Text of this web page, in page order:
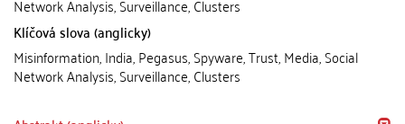
Network Analysis, Surveillance, Clusters
Klíčová slova (anglicky)
Misinformation, India, Pegasus, Spyware, Trust, Media, Social
Network Analysis, Surveillance, Clusters